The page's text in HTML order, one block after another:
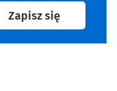
Zapisz sięna